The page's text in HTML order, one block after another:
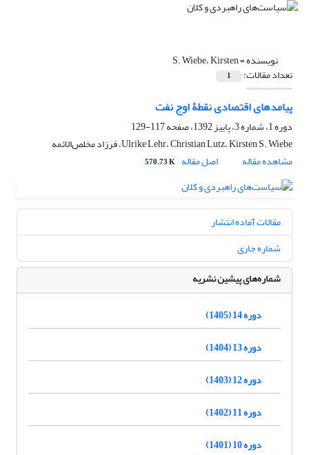
نویسنده =S. Wiebe، Kirsten
تعداد مقالات: 1
پیامدهای اقتصادی نقطۀ اوج نفت
دوره 1، شماره 3، پاییز 1392، صفحه
117-129
Ulrike Lehr، Christian Lutz، Kirsten S. Wiebe، فرزاد مخلص‌الائمه
مشاهده مقاله
اصل مقاله 570.73 K
مقالات آماده انتشار
شماره جاری
شماره‌های پیشین نشریه
دوره 14 (1405)
دوره 13 (1404)
دوره 12 (1403)
دوره 11 (1402)
دوره 10 (1401)